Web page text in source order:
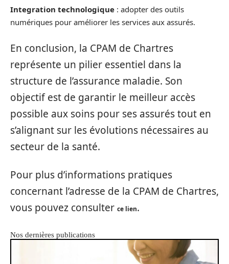
Integration technologique : adopter des outils
numériques pour améliorer les services aux assurés.
En conclusion, la CPAM de Chartres
représente un pilier essentiel dans la
structure de l’assurance maladie. Son
objectif est de garantir le meilleur accès
possible aux soins pour ses assurés tout en
s’alignant sur les évolutions nécessaires au
secteur de la santé.
Pour plus d’informations pratiques
concernant l’adresse de la CPAM de Chartres,
vous pouvez consulter ce lien.
Nos dernières publications